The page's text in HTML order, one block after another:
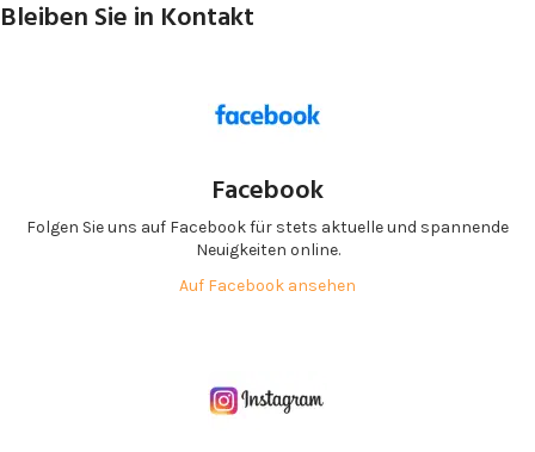
Bleiben Sie in Kontakt
Facebook
Folgen Sie uns auf Facebook für stets aktuelle und spannende
Neuigkeiten online.
Auf Facebook ansehen